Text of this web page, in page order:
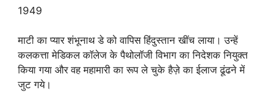
1949
माटी का प्यार शंभूनाथ डे को वापिस हिंदुस्तान खींच लाया। उन्हें
कलकत्ता मेडिकल कॉलेज के पैथोलॉजी विभाग का निदेशक नियुक्त
किया गया और वह महामारी का रूप ले चुके हैज़े का ईलाज ढूंढने में
जुट गये।